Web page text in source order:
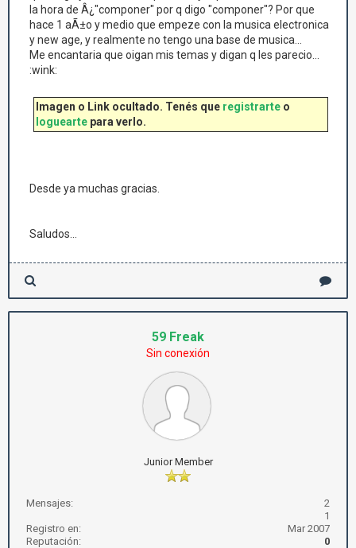
la hora de Â¿"componer" por q digo "componer"? Por que
hace 1 aÃ±o y medio que empeze con la musica electronica
y new age, y realmente no tengo una base de musica...
Me encantaria que oigan mis temas y digan q les parecio...
:wink:
Imagen o Link ocultado. Tenés que registrarte o
loguearte para verlo.
Desde ya muchas gracias.
Saludos...
59 Freak
Sin conexión
Junior Member
Mensajes:
2
1
Registro en:
Mar 2007
Reputación:
0